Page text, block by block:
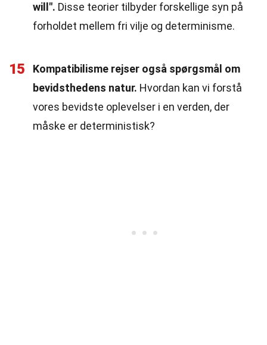
will". Disse teorier tilbyder forskellige syn på
forholdet mellem fri vilje og determinisme.
15
Kompatibilisme rejser også spørgsmål om
bevidsthedens natur. Hvordan kan vi forstå
vores bevidste oplevelser i en verden, der
måske er deterministisk?